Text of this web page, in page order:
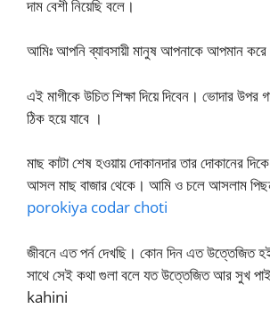
দাম বেশী নিয়েছি বলে।
আমিঃ আপনি ব্যাবসায়ী মানুষ আপনাকে আপমান করে
এই মাগীকে উচিত শিক্ষা দিয়ে দিবেন। ভোদার উপর
ঠিক হয়ে যাবে ।
মাছ কাটা শেষ হওয়ায় দোকানদার তার দোকানের
আসল মাছ বাজার থেকে। আমি ও চলে আসলাম
porokiya codar choti
জীবনে এত পর্ন দেখছি। কোন দিন এত উত্তেজিত
সাথে সেই কথা গুলা বলে যত উত্তেজিত আর সুখ
kahini